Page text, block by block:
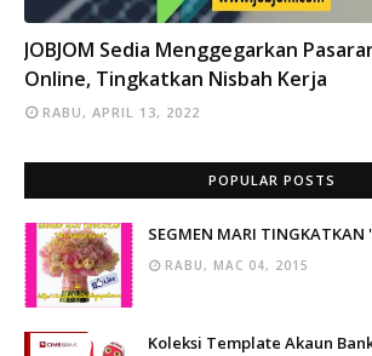
INFO
JOBJOM Sedia Menggegarkan
Online, Tingkatkan Nisbah Kerja
RABU, APRIL 13, 2022
POPULAR POSTS
SEGMEN MARI TINGKATKAN
RABU, MAC 04, 2015
Koleksi Template Akaun